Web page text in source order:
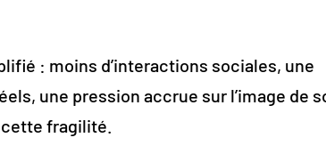
: moins d’interactions sociales, une
une pression accrue sur l’image de
cette fragilité.